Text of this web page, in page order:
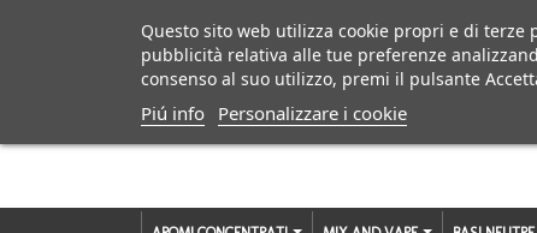
Questo sito web utilizza cookie propri e di
pubblicità relativa alle tue preferenze
consenso al suo utilizzo, premi il pulsante
Piú info Personalizzare i cookie